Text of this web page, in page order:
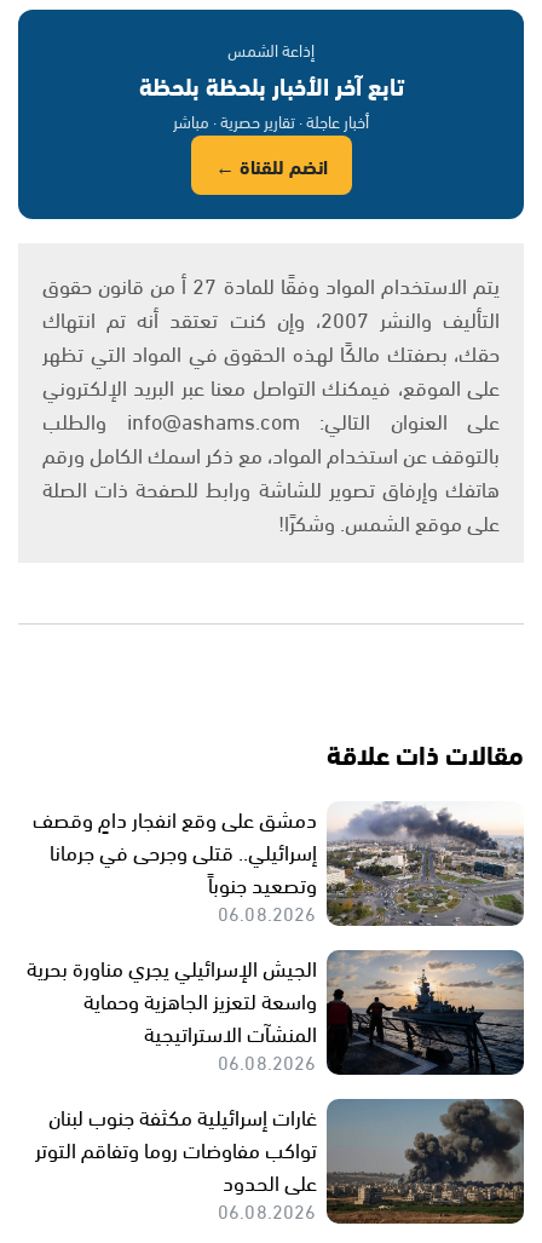
إذاعة الشمس
تابع آخر الأخبار بلحظة بلحظة
أخبار عاجلة · تقارير حصرية · مباشر
انضم للقناة ←
يتم الاستخدام المواد وفقًا للمادة 27 أ من قانون حقوق
التأليف والنشر 2007، وإن كنت تعتقد أنه تم انتهاك
حقك، بصفتك مالكًا لهذه الحقوق في المواد التي تظهر
على الموقع، فيمكنك التواصل معنا عبر البريد الإلكتروني
على العنوان التالي: info@ashams.com والطلب
بالتوقف عن استخدام المواد، مع ذكر اسمك الكامل ورقم
هاتفك وإرفاق تصوير للشاشة ورابط للصفحة ذات الصلة
على موقع الشمس. وشكرًا!
مقالات ذات علاقة
دمشق على وقع انفجار دامٍ وقصف
إسرائيلي.. قتلى وجرحى في جرمانا
وتصعيد جنوباً
06.08.2026
الجيش الإسرائيلي يجري مناورة بحرية
واسعة لتعزيز الجاهزية وحماية
المنشآت الاستراتيجية
06.08.2026
غارات إسرائيلية مكثفة جنوب لبنان
تواكب مفاوضات روما وتفاقم التوتر
على الحدود
06.08.2026